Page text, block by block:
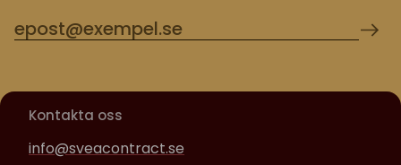
Kontakta oss
info@sveacontract.se